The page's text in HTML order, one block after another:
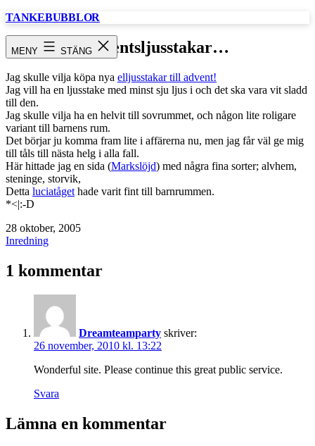
Hoppa
TANKEBUBBLOR
MENY STÄNGadventsljusstakar…
Jag skulle vilja köpa nya elljusstakar till advent!
Jag vill ha en ljusstake med minst sju ljus i och det ska vara vit sladd
till den.
Jag skulle vilja ha en helvit till sovrummet, och någon lite roligare
variant till barnens rum.
Det börjar ju komma fram lite i affärerna nu, men jag får väl ge mig
till tåls till nästa helg i alla fall.
Här hittade jag en sida (Markslöjd) med några fina sorter; alvhem,
steninge, storvik,
Detta luciatåget hade varit fint till barnrummen.
*<|:-D
Publicerat
den
28 oktober, 2005
Kategoriserat
Inredning
1 kommentar
Dreamteamparty skriver:
26 november, 2010 kl. 13:22
Wonderful site. Please continue this great public service.
Svara
Lämna en kommentar